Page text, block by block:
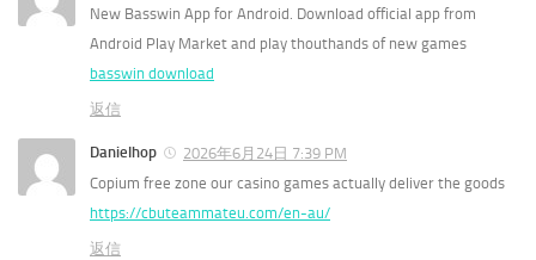
New Basswin App for Android. Download official app from
Android Play Market and play thouthands of new games
basswin download
返信
Danielhop
2026年6月24日 7:39 PM
Copium free zone our casino games actually deliver the goods
https://cbuteammateu.com/en-au/
返信